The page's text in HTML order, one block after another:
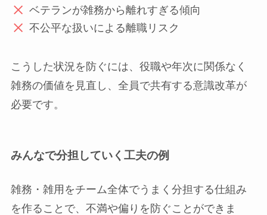
ベテランが雑務から離れすぎる傾向
不公平な扱いによる離職リスク
こうした状況を防ぐには、役職や年次に関係なく
雑務の価値を見直し、全員で共有する意識改革が
必要です。
みんなで分担していく工夫の例
雑務・雑用をチーム全体でうまく分担する仕組み
を作ることで、不満や偏りを防ぐことができま